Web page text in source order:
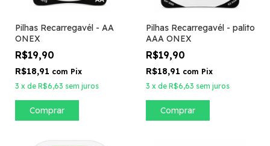
Pilhas Recarregavél - AA
ONEX
R$19,90
R$18,91 com Pix
3 x de R$6,63 sem juros
Pilhas Recarregavél - palito
AAA ONEX
R$19,90
R$18,91 com Pix
3 x de R$6,63 sem juros